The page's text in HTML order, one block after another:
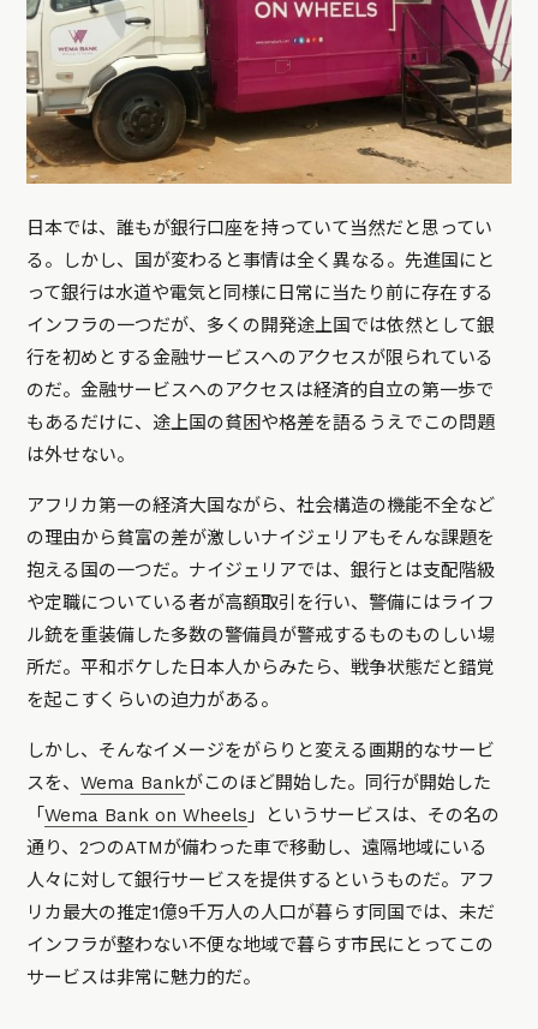
日本では、誰もが銀行口座を持っていて当然だと思ってい
る。しかし、国が変わると事情は全く異なる。先進国にと
って銀行は水道や電気と同様に日常に当たり前に存在する
インフラの一つだが、多くの開発途上国では依然として銀
行を初めとする金融サービスへのアクセスが限られている
のだ。金融サービスへのアクセスは経済的自立の第一歩で
もあるだけに、途上国の貧困や格差を語るうえでこの問題
は外せない。
アフリカ第一の経済大国ながら、社会構造の機能不全など
の理由から貧富の差が激しいナイジェリアもそんな課題を
抱える国の一つだ。ナイジェリアでは、銀行とは支配階級
や定職についている者が高額取引を行い、警備にはライフ
ル銃を重装備した多数の警備員が警戒するものものしい場
所だ。平和ボケした日本人からみたら、戦争状態だと錯覚
を起こすくらいの迫力がある。
しかし、そんなイメージをがらりと変える画期的なサービ
スを、Wema Bankがこのほど開始した。同行が開始した
「Wema Bank on Wheels 」というサービスは、その名の
通り、2つのATMが備わった車で移動し、遠隔地域にいる
人々に対して銀行サービスを提供するというものだ。アフ
リカ最大の推定1億9千万人の人口が暮らす同国では、未だ
インフラが整わない不便な地域で暮らす市民にとってこの
サービスは非常に魅力的だ。